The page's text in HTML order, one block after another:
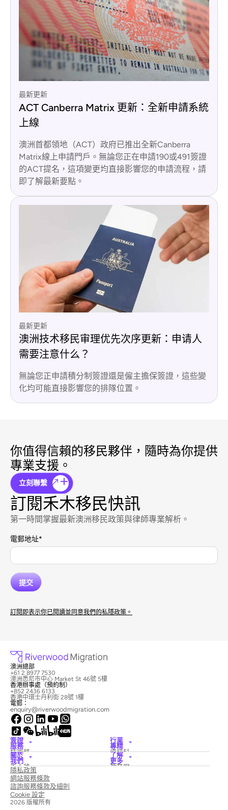
最新更新
ACT Canberra Matrix 更新：全新申請系統
上線
澳洲首都領地（ACT）政府已推出全新Canberra
Matrix線上申請門戶。無論您正在申請190或491簽證
的ACT提名，這項變更均直接影響您的申請流程，請
即了解最新要點。
最新更新
澳洲技术移民审理优先次序更新：申请人
需要注意什么？
無論您正申請積分制簽證還是僱主擔保簽證，這些變
化均可能直接影響您的排隊位置。
你值得信賴的移民夥伴，隨時為你提供
專業支援。
立刻聯繫
訂閱禾木移民快訊
第一時間掌握最新澳洲移民政策與律師專業解析。
電郵地址*
訂閱即表示你已閱讀並同意我們的私隱政策。
澳洲總部
+61 2 8977 7530
澳洲悉尼市中心 Market St 46號 5樓
香港辦事處（預約制）
+852 2436 6133
香港中環士丹利街 28號 1樓
電郵：
enquiry@riverwoodmigration.com
簽證
服務
技術移
民簽證
僱主擔
保簽證
國家創
新簽證
配偶簽
證
學生及
畢業簽
行業
專精
資訊科
技
酒店與
關於
我們
禾木移
民律師
事務所
新聞與
專欄
聯絡我
們
了解
更多
教育服
2026 版權所有
隱私政策
網站服務條款
諮詢服務條款及細則
Cookie 設定